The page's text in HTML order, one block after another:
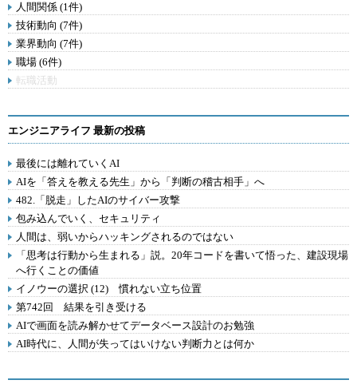
人間関係 (1件)
技術動向 (7件)
業界動向 (7件)
職場 (6件)
転職活動
エンジニアライフ 最新の投稿
最後には離れていくAI
AIを「答えを教える先生」から「判断の稽古相手」へ
482.「脱走」したAIのサイバー攻撃
包み込んでいく、セキュリティ
人間は、弱いからハッキングされるのではない
「思考は行動から生まれる」説。20年コードを書いて悟った、建設現場
へ行くことの価値
イノウーの選択 (12) 慣れない立ち位置
第742回 結果を引き受ける
AIで画面を読み解かせてデータベース設計のお勉強
AI時代に、人間が失ってはいけない判断力とは何か